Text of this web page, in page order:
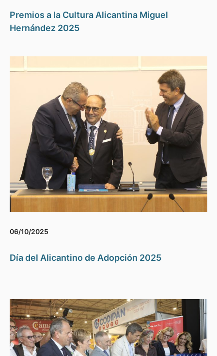
Premios a la Cultura Alicantina Miguel
Hernández 2025
06/10/2025
Día del Alicantino de Adopción 2025